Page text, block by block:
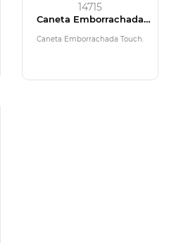
14715
Caneta Emborrachada
Caneta Emborrachada Touch.